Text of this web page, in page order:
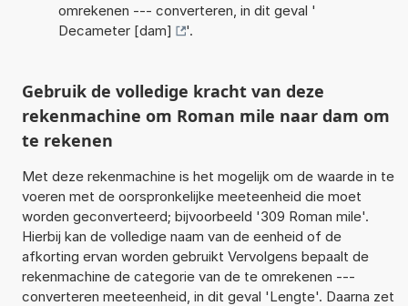
omrekenen --- converteren, in dit geval '
Decameter [dam]
'.
Gebruik de volledige kracht van deze
rekenmachine om Roman mile naar dam om
te rekenen
Met deze rekenmachine is het mogelijk om de waarde in te
voeren met de oorspronkelijke meeteenheid die moet
worden geconverteerd; bijvoorbeeld '309 Roman mile'.
Hierbij kan de volledige naam van de eenheid of de
afkorting ervan worden gebruikt Vervolgens bepaalt de
rekenmachine de categorie van de te omrekenen ---
converteren meeteenheid, in dit geval 'Lengte'. Daarna zet